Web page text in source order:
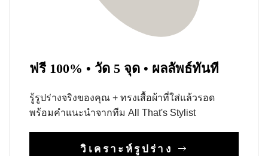
ฟรี 100% • วัด 5 จุด • ผลลัพธ์ทันที
รู้รูปร่างจริงของคุณ + ทรงเสื้อผ้าที่ใส่แล้วรอด
พร้อมคำแนะนำจากทีม All That's Stylist
วิเคราะห์รูปร่าง